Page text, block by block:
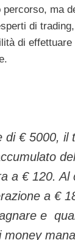
ma
di
di
di € 5000,
a € 120.
a €
e